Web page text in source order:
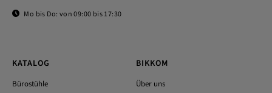
Mo bis Do: von 09:00 bis 17:30
KATALOG
Bürostühle
BIKKOM
Über uns